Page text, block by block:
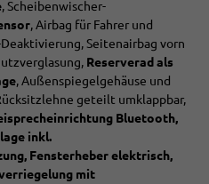
, Scheibenwischer-
, Airbag für Fahrer und
Seitenairbag vorn
Reserverad als
, Außenspiegelgehäuse und
geteilt umklappbar,
Bluetooth,
inkl.
Fensterheber elektrisch,
mit